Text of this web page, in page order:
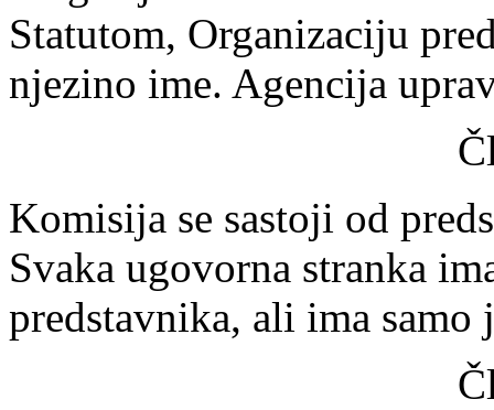
Statutom, Organizaciju
njezino ime. Agencija
Komisija se sastoji od
Svaka ugovorna stranka
predstavnika, ali ima samo